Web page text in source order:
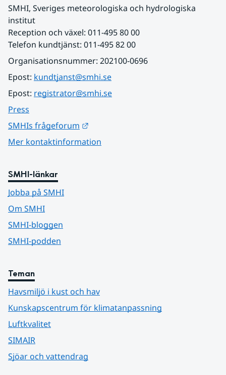
SMHI, Sveriges meteorologiska och hydrologiska
institut
Reception och växel: 011-495 80 00
Telefon kundtjänst: 011-495 82 00
Organisationsnummer: 202100-0696
Epost: kundtjanst@smhi.se
Epost: registrator@smhi.se
Press
SMHIs frågeforum
Mer kontaktinformation
SMHI-länkar
Jobba på SMHI
Om SMHI
SMHI-bloggen
SMHI-podden
Teman
Havsmiljö i kust och hav
Kunskapscentrum för klimatanpassning
Luftkvalitet
SIMAIR
Sjöar och vattendrag